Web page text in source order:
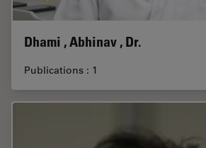
Dhami , Abhinav , Dr.
Publications : 1